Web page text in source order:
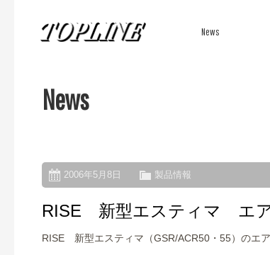
News
News
2006年5月8日 製品情報
RISE 新型エスティマ エ
RISE 新型エスティマ（GSR/ACR50・55）のエ